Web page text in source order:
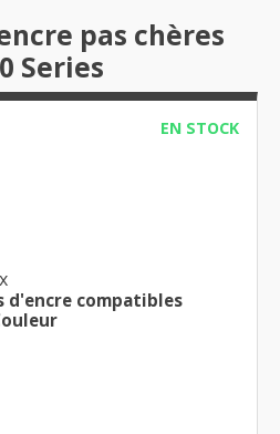
pas chères
Series
EN STOCK
d'encre compatibles